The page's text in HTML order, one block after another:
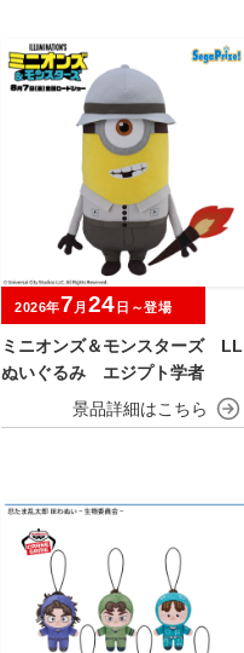
ミニオンズ＆モンスターズ LL
ぬいぐるみ エジプト学者
2026年7 月 24 日～登場